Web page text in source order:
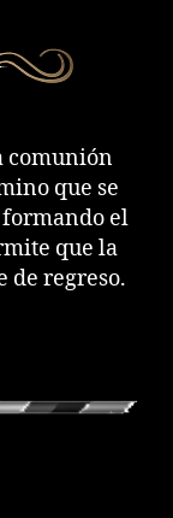
comunión
que se
el
que la
de regreso.